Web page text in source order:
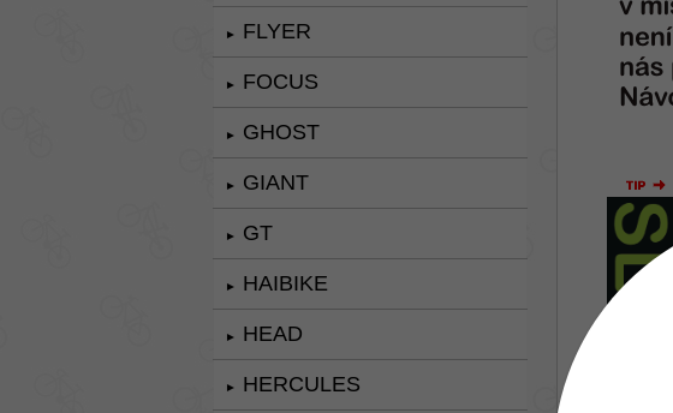
► FLYER
► FOCUS
► GHOST
► GIANT
► GT
► HAIBIKE
► HEAD
► HERCULES